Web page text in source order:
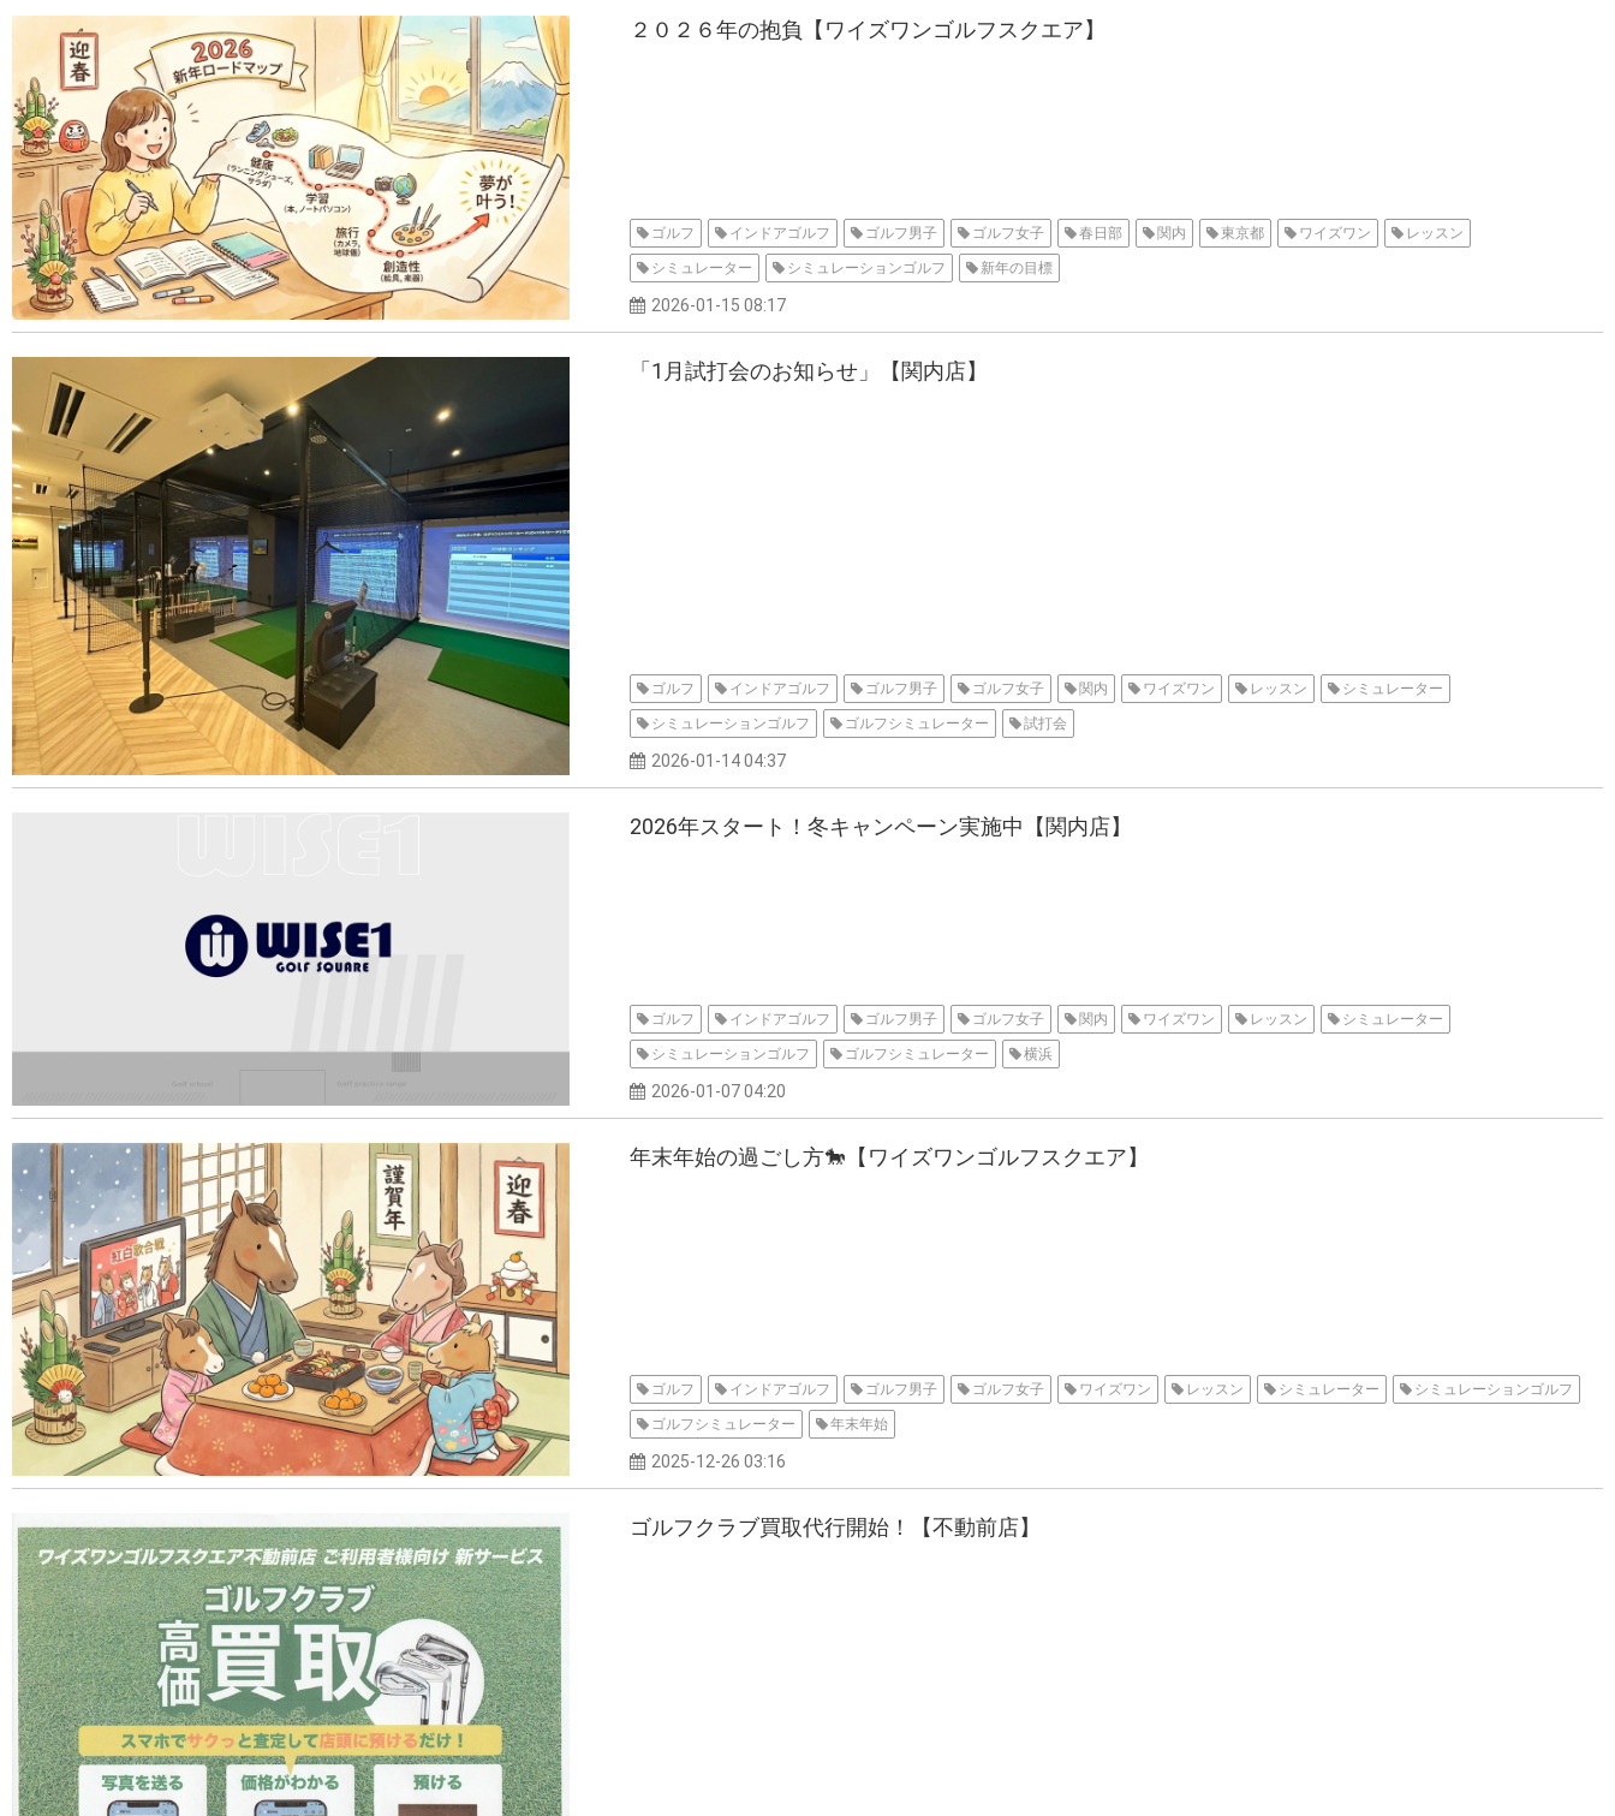
２０２６年の抱負【ワイズワンゴルフスクエア】
ゴルフ インドアゴルフ ゴルフ男子 ゴルフ女子 春日部 関内 東京都 ワイズワン レッスン
シミュレーター シミュレーションゴルフ 新年の目標
2026-01-15 08:17
「1月試打会のお知らせ」【関内店】
ゴルフ インドアゴルフ ゴルフ男子 ゴルフ女子 関内 ワイズワン レッスン シミュレーター
シミュレーションゴルフ ゴルフシミュレーター 試打会
2026-01-14 04:37
2026年スタート！冬キャンペーン実施中【関内店】
ゴルフ インドアゴルフ ゴルフ男子 ゴルフ女子 関内 ワイズワン レッスン シミュレーター
シミュレーションゴルフ ゴルフシミュレーター 横浜
2026-01-07 04:20
年末年始の過ごし方🐎【ワイズワンゴルフスクエア】
ゴルフ インドアゴルフ ゴルフ男子 ゴルフ女子 ワイズワン レッスン シミュレーター シミュレーションゴルフ
ゴルフシミュレーター 年末年始
2025-12-26 03:16
ゴルフクラブ買取代行開始！【不動前店】